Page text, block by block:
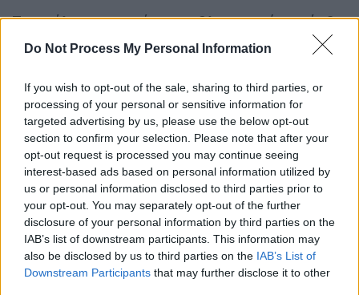
Do Not Process My Personal Information
If you wish to opt-out of the sale, sharing to third parties, or
processing of your personal or sensitive information for
targeted advertising by us, please use the below opt-out
section to confirm your selection. Please note that after your
opt-out request is processed you may continue seeing
interest-based ads based on personal information utilized by
us or personal information disclosed to third parties prior to
your opt-out. You may separately opt-out of the further
disclosure of your personal information by third parties on the
IAB’s list of downstream participants. This information may
also be disclosed by us to third parties on the IAB’s List of
Downstream Participants that may further disclose it to other
Στο τέλος της ημέρας, ο Ολυμπιακός υπήρξε
ο κερδισμένος του ντέρμπι δεδομένου ότι
στην κορυφή της βαθμολογίας μαζί με ΠΑΟΚ
και ΑΕΚ. Αντιθέτως, ο Παναθηναϊκός βγήκε
χαμένος καθώς από εκεί που κρατούσε στα
χέρια του ένα τρίποντο που θα του έδινε
βαθιά ανάσα, έμεινε στον... άσο της
ισοπαλίας και παρέμεινε στο -8 απ' την
κορυφή αγνοώντας ακόμα τη νίκη στο
πρωτάθλημα έπειτα από τρεις αγώνες με
απολογισμό δύο ισοπαλίες και μια ήττα.